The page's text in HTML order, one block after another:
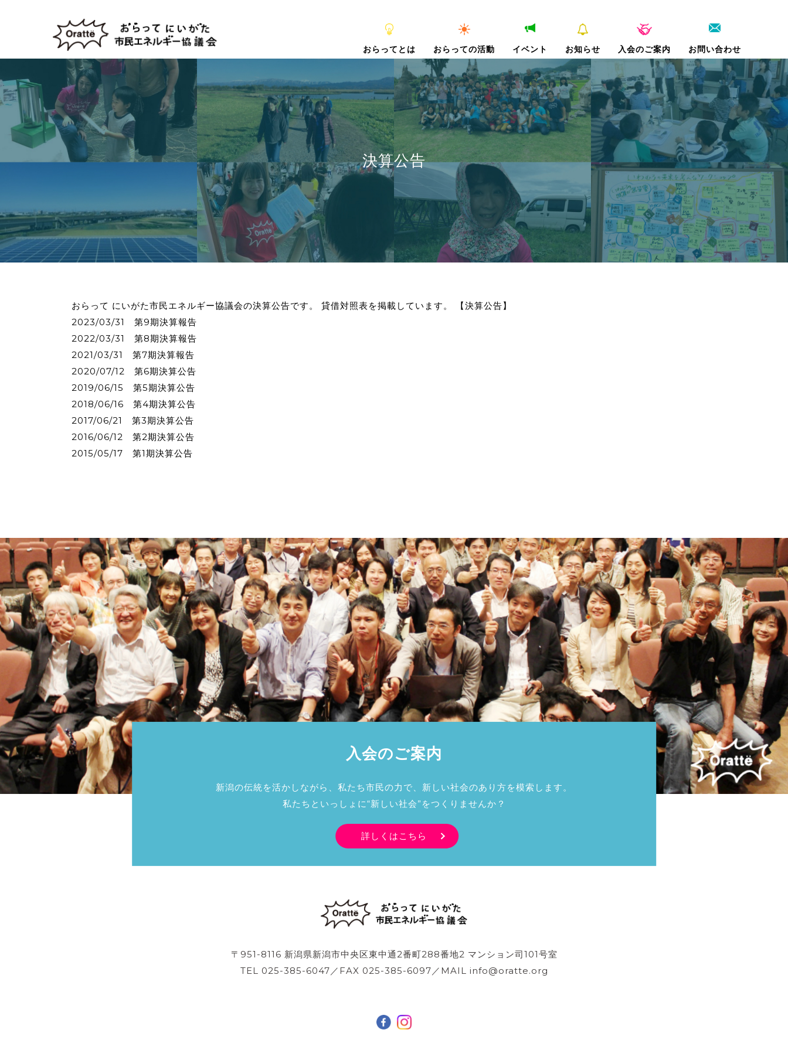
おらってとは おらっての活動 イベント お知らせ 入会のご案内 お問い合わせ
決算公告
おらって にいがた市民エネルギー協議会の決算公告です。 貸借対照表を掲載しています。 【決算公告】
2023/03/31 第9期決算報告
2022/03/31 第8期決算報告
2021/03/31 第7期決算報告
2020/07/12 第6期決算公告
2019/06/15 第5期決算公告
2018/06/16 第4期決算公告
2017/06/21 第3期決算公告
2016/06/12 第2期決算公告
2015/05/17 第1期決算公告
入会のご案内
新潟の伝統を活かしながら、私たち市民の力で、新しい社会のあり方を模索します。
私たちといっしょに“新しい社会”をつくりませんか？
詳しくはこちら
〒951-8116 新潟県新潟市中央区東中通2番町288番地2 マンション司101号室
TEL 025-385-6047／FAX 025-385-6097／MAIL info@oratte.org